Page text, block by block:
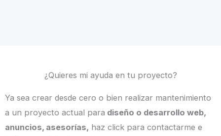
¿Quieres mi ayuda en tu proyecto?
Ya sea crear desde cero o bien realizar mantenimiento
a un proyecto actual para diseño o desarrollo web,
anuncios, asesorías, haz click para contactarme e